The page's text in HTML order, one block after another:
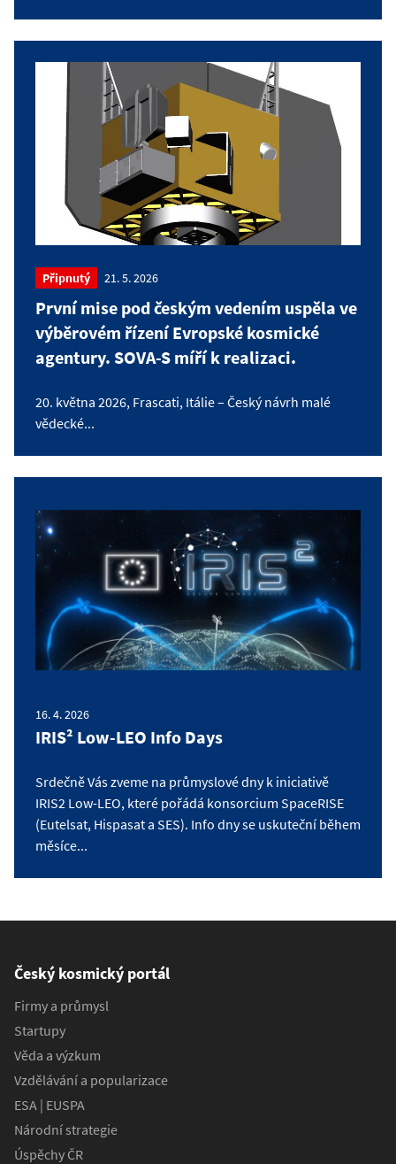
Připnutý 21. 5. 2026
První mise pod českým vedením uspěla ve
výběrovém řízení Evropské kosmické
agentury. SOVA-S míří k realizaci.
20. května 2026, Frascati, Itálie – Český návrh malé
vědecké...
16. 4. 2026
IRIS² Low-LEO Info Days
Srdečně Vás zveme na průmyslové dny k iniciativě
IRIS2 Low-LEO, které pořádá konsorcium SpaceRISE
(Eutelsat, Hispasat a SES). Info dny se uskuteční během
měsíce...
Český kosmický portál
Firmy a průmysl
Startupy
Věda a výzkum
Vzdělávání a popularizace
ESA | EUSPA
Národní strategie
Úspěchy ČR